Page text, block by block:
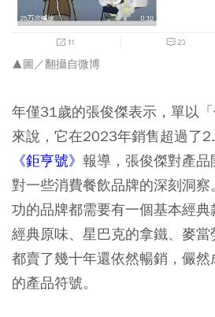
▲圖／翻攝自微博
年僅31歲的張俊傑表示，單以
來說，它在2023年銷售超過了
《鉅亨號》 報導，張俊傑對產
對一些消費餐飲品牌的深刻洞
功的品牌都需要有一個基本經
經典原味、星巴克的拿鐵、麥當
都賣了幾十年還依然暢銷，儼
的產品符號。